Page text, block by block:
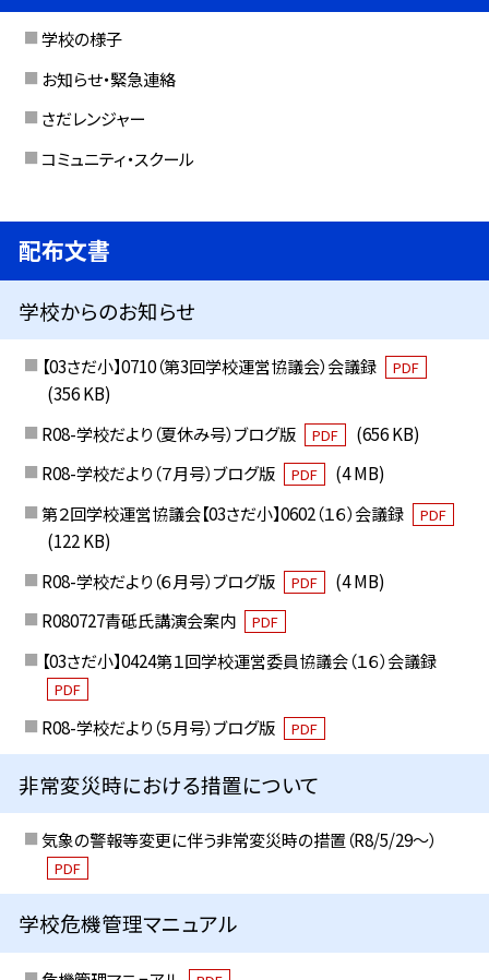
学校の様子
お知らせ・緊急連絡
さだレンジャー
コミュニティ・スクール
配布文書
学校からのお知らせ
【03さだ小】0710（第3回学校運営協議会）会議録 PDF
(356 KB)
R08-学校だより（夏休み号）ブログ版
PDF
(656 KB)
R08-学校だより（７月号）ブログ版
PDF
(4 MB)
第２回学校運営協議会【03さだ小】0602（１６）会議録
PDF
(122 KB)
R08-学校だより（６月号）ブログ版
PDF
(4 MB)
R080727青砥氏講演会案内
PDF
【03さだ小】0424第１回学校運営委員協議会（１６）会議録
PDF
R08-学校だより（５月号）ブログ版 PDF
非常変災時における措置について
気象の警報等変更に伴う非常変災時の措置（R8/5/29〜）
PDF
学校危機管理マニュアル